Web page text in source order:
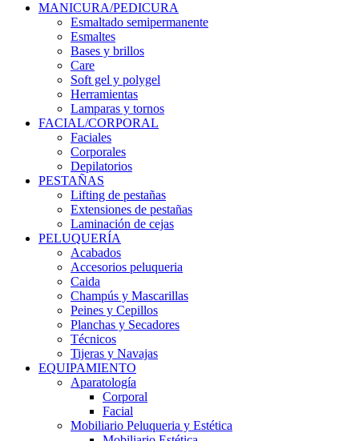
MANICURA/PEDICURA
Esmaltado semipermanente
Esmaltes
Bases y brillos
Care
Soft gel y polygel
Herramientas
Lamparas y tornos
FACIAL/CORPORAL
Faciales
Corporales
Depilatorios
PESTAÑAS
Lifting de pestañas
Extensiones de pestañas
Laminación de cejas
PELUQUERÍA
Acabados
Accesorios peluqueria
Caida
Champús y Mascarillas
Peines y Cepillos
Planchas y Secadores
Técnicos
Tijeras y Navajas
EQUIPAMIENTO
Aparatología
Corporal
Facial
Mobiliario Peluqueria y Estética